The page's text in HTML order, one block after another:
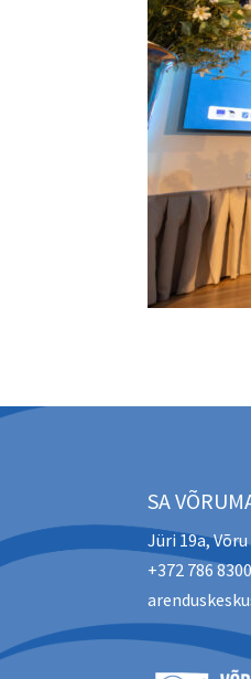
SA
Jüri 19a, Võru
+372 786